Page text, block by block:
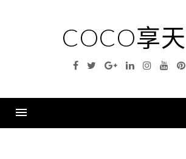
COCO享
Facebook
TwitterGoogleLinkedinInstagram